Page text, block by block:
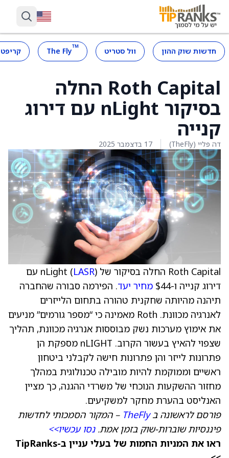
חדשות שוק ההון וול סטריט ™
The Fly
Roth Capital החלה
בסיקור nLight עם דירוג
קנייה
דה פליי (TheFly) 17 בדצמבר 2025
Roth Capital החלה בסיקור של nLight ( LASR
) עם
דירוג קנייה ו-$44
מחיר יעד. הפירמה סבורה שהחברה
תיהנה מהיותה שחקנית טהורה בתחום הלייזרים
לאנרגיה מכוונת. Roth מאמינה כי “מספר גורמים” מניעים
את אימוץ מערכות נשק מבוססות אנרגיה מכוונת, תהליך
שצפוי להאיץ בעשור הקרוב. nLIGHT מספקת הן
פתרונות לייזר והן פתרונות חישה לקבלני ביטחון
ראשיים וממוקמת להיות מובילה טכנולוגית במהלך
מחזור ההשקעות הנוכחי של משרדי ההגנה, כך מציין
האנליסט בהערת מחקר למשקיעים.
פורסם לראשונה בTheFly – המקור הסמכותי לחדשות
פיננסיות שוברות-שוק בזמן אמת.נסו עכשיו>>
ראו את המניות החמות של בעלי עניין ב-TipRanks